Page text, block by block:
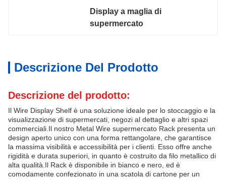
Display a maglia di
supermercato
Descrizione Del Prodotto
Descrizione del prodotto:
Il Wire Display Shelf è una soluzione ideale per lo stoccaggio e la
visualizzazione di supermercati, negozi al dettaglio e altri spazi
commerciali.Il nostro Metal Wire supermercato Rack presenta un
design aperto unico con una forma rettangolare, che garantisce
la massima visibilità e accessibilità per i clienti. Esso offre anche
rigidità e durata superiori, in quanto è costruito da filo metallico di
alta qualità.Il Rack è disponibile in bianco e nero, ed è
comodamente confezionato in una scatola di cartone per un